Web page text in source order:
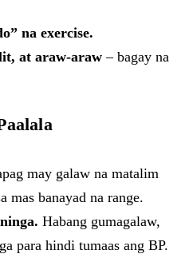
na exercise.
at araw-araw – bagay na
may galaw na matalim
banayad na range.
Habang gumagalaw,
para hindi tumaas ang BP.